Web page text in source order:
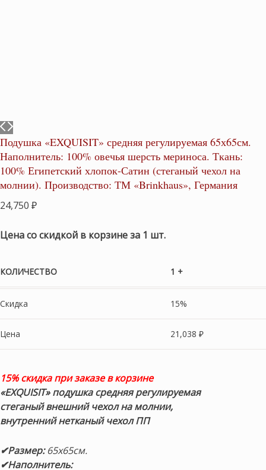
Подушка «EXQUISIT» средняя регулируемая 65х65см.
Наполнитель: 100% овечья шерсть мериноса. Ткань:
100% Египетский хлопок-Сатин (стеганый чехол на
молнии). Производство: ТМ «Brinkhaus», Германия
24,750 ₽
Цена со скидкой в корзине за 1 шт.
КОЛИЧЕСТВО 1 +
Скидка 15%
Цена 21,038 ₽
15% скидка при заказе в корзине
«EXQUISIT» подушка средняя регулируемая
стеганый внешний чехол на молнии,
внутренний нетканый чехол ПП
✔Размер:65х65см.
✔Наполнитель: